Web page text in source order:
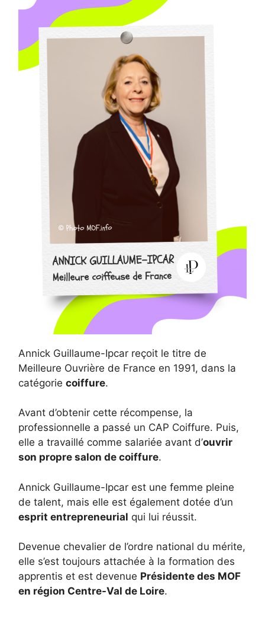
Annick Guillaume-Ipcar reçoit le titre de
Meilleure Ouvrière de France en 1991, dans la
catégorie coiffure.
Avant d’obtenir cette récompense, la
professionnelle a passé un CAP Coiffure. Puis,
elle a travaillé comme salariée avant d’ouvrir
son propre salon de coiffure.
Annick Guillaume-Ipcar est une femme pleine
de talent, mais elle est également dotée d’un
esprit entrepreneurial qui lui réussit.
Devenue chevalier de l’ordre national du mérite,
elle s’est toujours attachée à la formation des
apprentis et est devenue Présidente des MOF
en région Centre-Val de Loire.